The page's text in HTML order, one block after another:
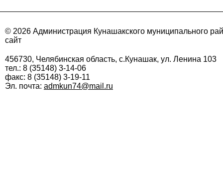
© 2026 Администрация Кунашакского муниципального
сайт
456730, Челябинская область, с.Кунашак, ул. Ленина 103
тел.: 8 (35148) 3-14-06
факс: 8 (35148) 3-19-11
Эл. почта: admkun74@mail.ru